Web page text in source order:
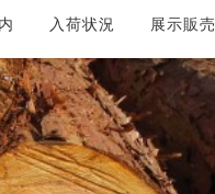
入荷状況 展示販売